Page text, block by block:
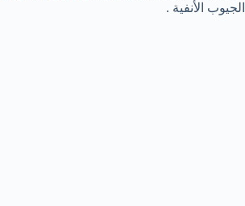
الجيوب الأنفية .